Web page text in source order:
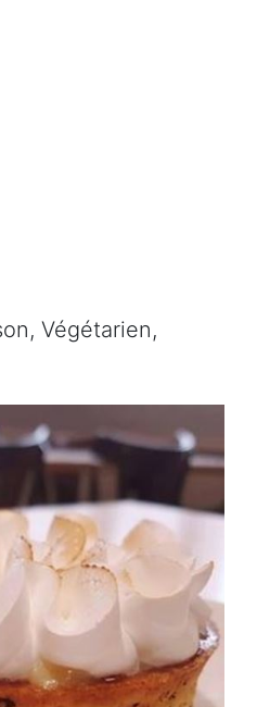
Végétarien,